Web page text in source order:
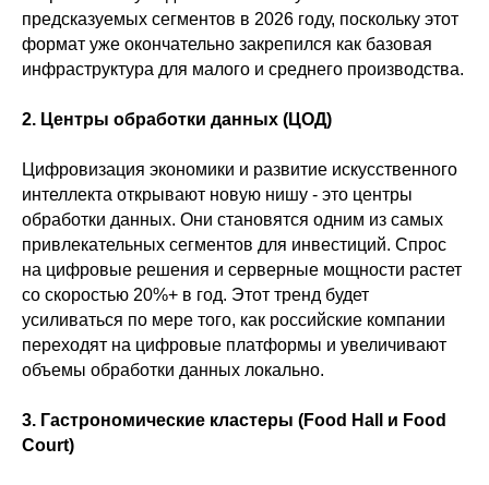
предсказуемых сегментов в 2026 году, поскольку этот
формат уже окончательно закрепился как базовая
инфраструктура для малого и среднего производства.
2. Центры обработки данных (ЦОД)
Цифровизация экономики и развитие искусственного
интеллекта открывают новую нишу - это центры
обработки данных. Они становятся одним из самых
привлекательных сегментов для инвестиций. Спрос
на цифровые решения и серверные мощности растет
со скоростью 20%+ в год. Этот тренд будет
усиливаться по мере того, как российские компании
переходят на цифровые платформы и увеличивают
объемы обработки данных локально.
3. Гастрономические кластеры (Food Hall и Food
Court)